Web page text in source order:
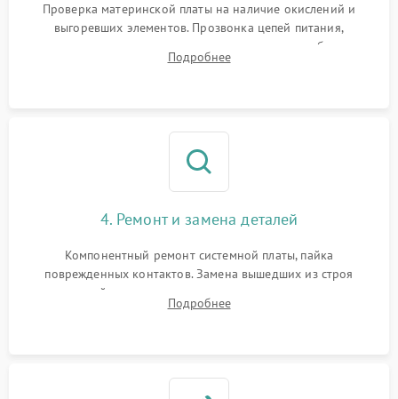
Проверка материнской платы на наличие окислений и
выгоревших элементов. Прозвонка цепей питания,
тестирование приводных моторов колес и турбины
всасывания. Оценка состояния оптических и инфракрасных
Подробнее
4. Ремонт и замена деталей
Компонентный ремонт системной платы, пайка
поврежденных контактов. Замена вышедших из строя
двигателей, изношенного аккумулятора, неисправного
лидара или помпы подачи воды. Восстановление шлейфов и
Подробнее